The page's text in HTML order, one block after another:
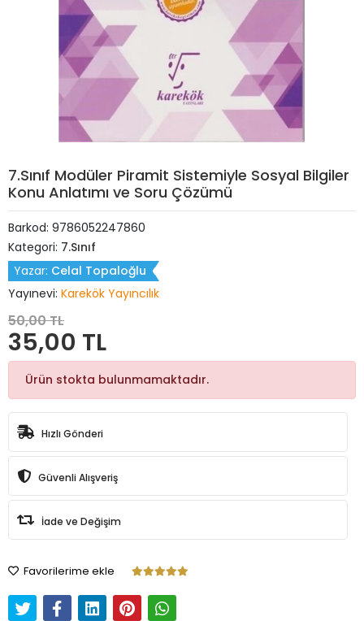
7.Sınıf Modüler Piramit Sistemiyle Sosyal Bilgiler
Konu Anlatımı ve Soru Çözümü
Barkod: 9786052247860
Kategori: 7.Sınıf
Yazar: Celal Topaloğlu
Yayınevi: Karekök Yayıncılık
50,00 TL
35,00 TL
Ürün stokta bulunmamaktadır.
Hızlı Gönderi
Güvenli Alışveriş
İade ve Değişim
Favorilerime ekle